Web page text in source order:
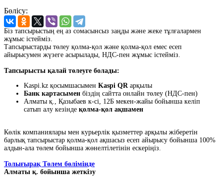
Бөлісу:
Біз тапсырыстың ең аз сомасынсыз заңды және жеке тұлғалармен
жұмыс істейміз.
Тапсырыстарды төлеу қолма-қол және қолма-қол емес есеп
айырысумен жүзеге асырылады, НДС-пен жұмыс істейміз.
Тапсырысты қалай төлеуге болады:
Kaspi.kz қосымшасымен Kaspi QRарқылы
Банк картасымен біздің сайтта онлайн төлеу (НДС-пен)
Алматы қ., Қазыбаев к-сі, 12Б мекен-жайы бойынша келіп
сатып алу кезінде қолма-қол ақшамен
Көлік компаниялары мен курьерлік қызметтер арқылы жіберетін
барлық тапсырыстар қолма-қол ақшасыз есеп айырысу бойынша 100%
алдын-ала төлем бойынша жөнелтілетінін ескеріңіз.
Толығырақ Төлем бөлімінде
Алматы қ. бойынша жеткізу